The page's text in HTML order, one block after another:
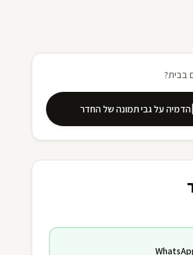
בבית?
הדמיה על גבי תמונה של החדר